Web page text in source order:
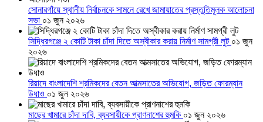
সোনারগাঁয়ে স্থানীয় নির্বাচনকে সামনে রেখে জামায়াতের প্রস্তুতিমূলক আলোচনা
সভা ০১ জুন ২০২৬
সিদ্ধিরগঞ্জে ২ কোটি টাকা চাঁদা দিতে অস্বীকার করায় নির্মাণ সামগ্রী লুট ০১ জুন
২০২৬
রিয়াদে বাংলাদেশি শ্রমিকদের বেতন আত্মসাতের অভিযোগ, জড়িত ফোরম্যান
উধাও ০১ জুন ২০২৬
মাছের খামারে চাঁদা দাবি, ব্যবসায়ীকে প্রাণনাশের হুমকি ০১ জুন ২০২৬